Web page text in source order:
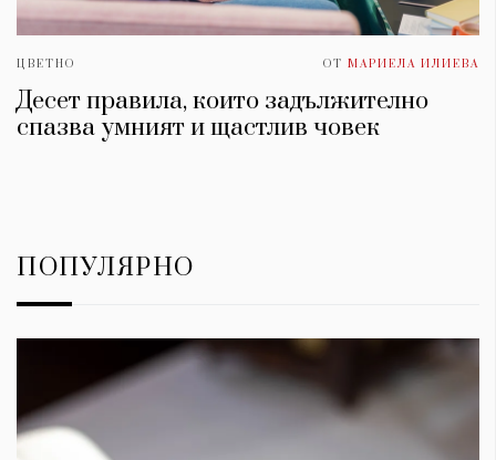
ЦВЕТНО ОТ МАРИЕЛА ИЛИЕВА
Десет правила, които задължително
спазва умният и щастлив човек
ПОПУЛЯРНО